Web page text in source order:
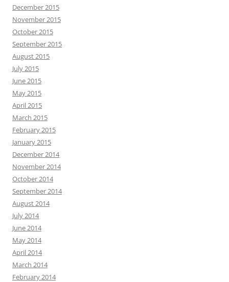
December 2015
November 2015
October 2015
September 2015
August 2015
July 2015
June 2015
May 2015
April 2015
March 2015
February 2015
January 2015
December 2014
November 2014
October 2014
September 2014
August 2014
July 2014
June 2014
May 2014
April 2014
March 2014
February 2014